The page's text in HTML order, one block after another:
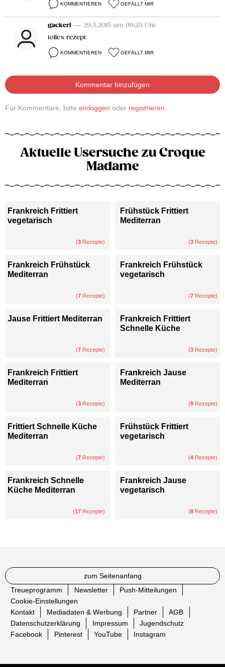
KOMMENTIEREN GEFÄLLT MIR
gackerl — 29.5.2015 um 09:25 Uhr
tolles rezept
KOMMENTIEREN GEFÄLLT MIR
Kommentar hinzufügen
Für Kommentare, bitte einloggen oder registrieren
Aktuelle Usersuche zu Croque
Madame
Frankreich Frittiert
vegetarisch
(3 Rezepte)
Frühstück Frittiert
Mediterran
(3 Rezepte)
Frankreich Frühstück
Mediterran
(7 Rezepte)
Frankreich Frühstück
vegetarisch
(7 Rezepte)
Jause Frittiert Mediterran
(7 Rezepte)
Frankreich Frittiert
Schnelle Küche
(3 Rezepte)
Frankreich Frittiert
Mediterran
(3 Rezepte)
Frankreich Jause
Mediterran
(9 Rezepte)
Frittiert Schnelle Küche
Mediterran
(7 Rezepte)
Frühstück Frittiert
vegetarisch
(4 Rezepte)
Frankreich Schnelle
Küche Mediterran
(17 Rezepte)
Frankreich Jause
vegetarisch
(8 Rezepte)
zum Seitenanfang
Treueprogramm
Newsletter
Push-Mitteilungen
Cookie-Einstellungen
Kontakt
Mediadaten & Werbung Partner
AGB
Datenschutzerklärung
Impressum
Jugendschutz
Facebook
Pinterest YouTube Instagram